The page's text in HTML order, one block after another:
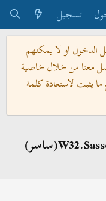
تسجيل
الدخول او لا يمكنهم
معنا من خلال خاصية
يثبت لاستعادة كلمة